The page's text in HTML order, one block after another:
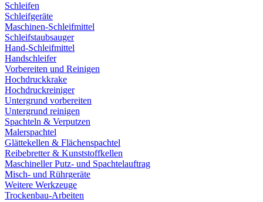
Schleifen
Schleifgeräte
Maschinen-Schleifmittel
Schleifstaubsauger
Hand-Schleifmittel
Handschleifer
Vorbereiten und Reinigen
Hochdruckkrake
Hochdruckreiniger
Untergrund vorbereiten
Untergrund reinigen
Spachteln & Verputzen
Malerspachtel
Glättekellen & Flächenspachtel
Reibebretter & Kunststoffkellen
Maschineller Putz- und Spachtelauftrag
Misch- und Rührgeräte
Weitere Werkzeuge
Trockenbau-Arbeiten